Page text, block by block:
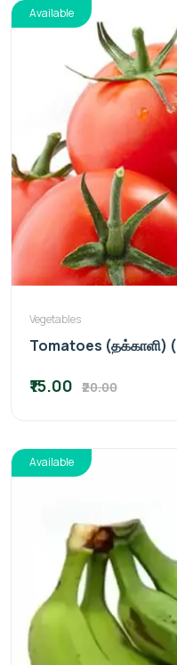
Available
Vegetables
Tomatoes (தக்காளி)
₹15.00 ₹20.00
Available